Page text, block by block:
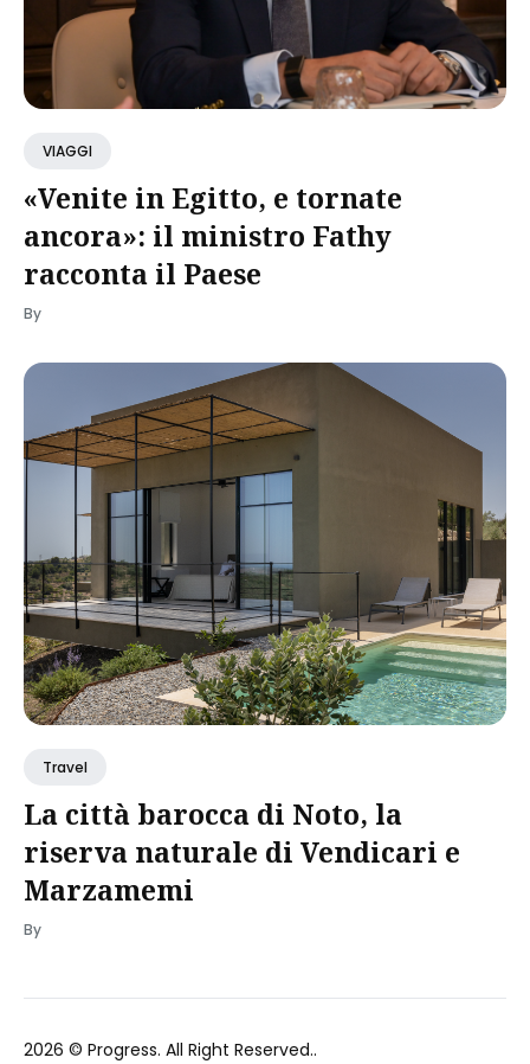
VIAGGI
«Venite in Egitto, e tornate
ancora»: il ministro Fathy
racconta il Paese
By
Travel
La città barocca di Noto, la
riserva naturale di Vendicari e
Marzamemi
By
2026 © Progress. All Right Reserved..